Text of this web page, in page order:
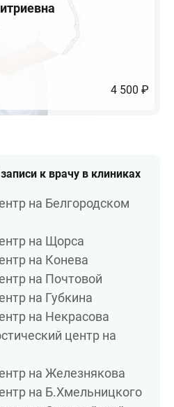
4 500 ₽
к врачу в клиниках
на Белгородском
на Щорса
на Конева
на Почтовой
на Губкина
на Некрасова
центр на
на Железнякова
на Б.Хмельницкого